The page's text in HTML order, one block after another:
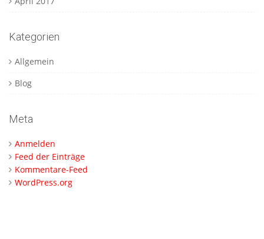
Kategorien
Allgemein
Blog
Meta
Anmelden
Feed der Einträge
Kommentare-Feed
WordPress.org